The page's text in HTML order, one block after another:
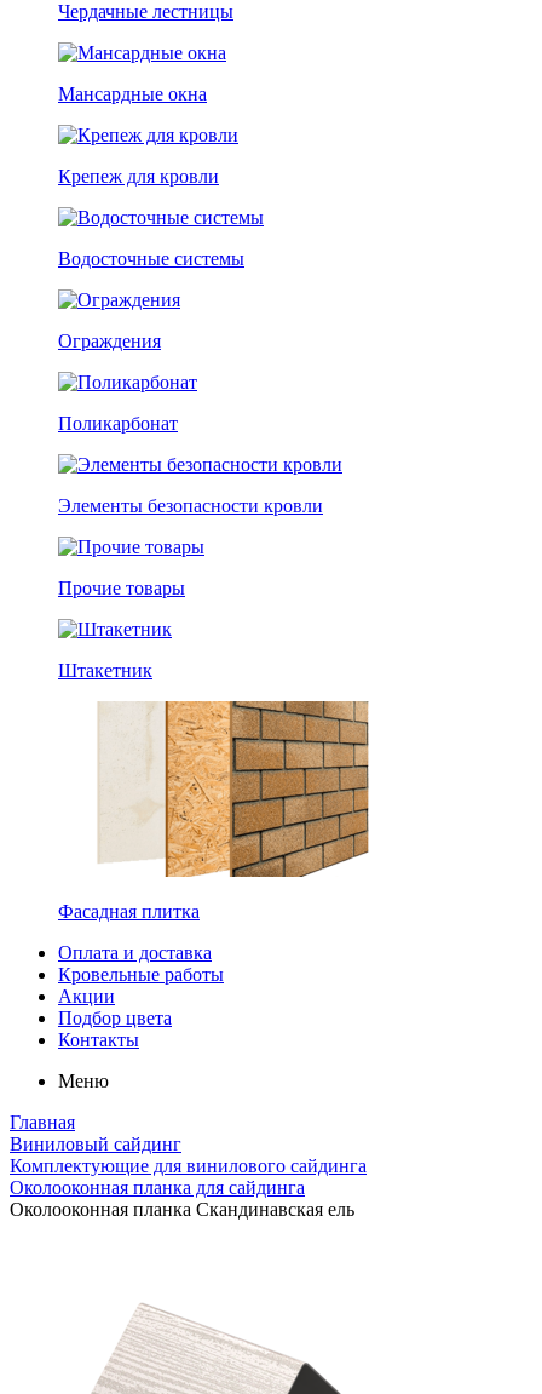
Чердачные лестницы
Мансардные окна
Крепеж для кровли
Водосточные системы
Ограждения
Поликарбонат
Элементы безопасности кровли
Прочие товары
Штакетник
Фасадная плитка
Оплата и доставка
Кровельные работы
Акции
Подбор цвета
Контакты
Меню
Главная
Виниловый сайдинг
Комплектующие для винилового сайдинга
Околооконная планка для сайдинга
Околооконная планка Скандинавская ель